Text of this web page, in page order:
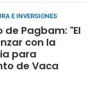
E INVERSIONES
de Pagbam: "El
con la
para
de Vaca